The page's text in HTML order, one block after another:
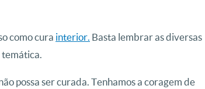
como cura interior. Basta lembrar as diversas
temática.
possa ser curada. Tenhamos a coragem de